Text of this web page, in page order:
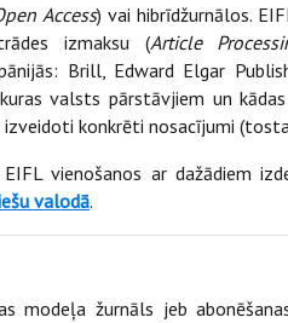
Access) vai hibrīdžurnālos.
izmaksu (Article
Brill, Edward Elgar
valsts pārstāvjiem un
izveidoti konkrēti nosacījumi
vienošanos ar dažādiem
valodā.
modeļa žurnāls jeb